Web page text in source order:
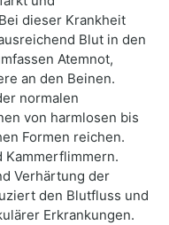
dieser Krankheit
Blut in den
Atemnot,
an den Beinen.
normalen
von harmlosen bis
Formen reichen.
Kammerflimmern.
Verhärtung der
den Blutfluss und
Erkrankungen.